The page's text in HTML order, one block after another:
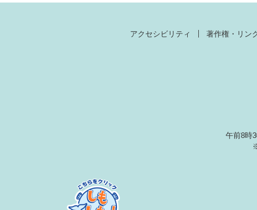
アクセシビリティ 著作権・リン
午前8時